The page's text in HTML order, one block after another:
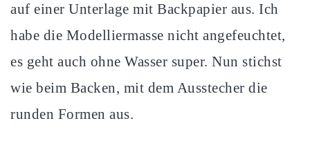
auf einer Unterlage mit Backpapier aus. Ich
habe die Modelliermasse nicht angefeuchtet,
es geht auch ohne Wasser super. Nun stichst
wie beim Backen, mit dem Ausstecher die
runden Formen aus.